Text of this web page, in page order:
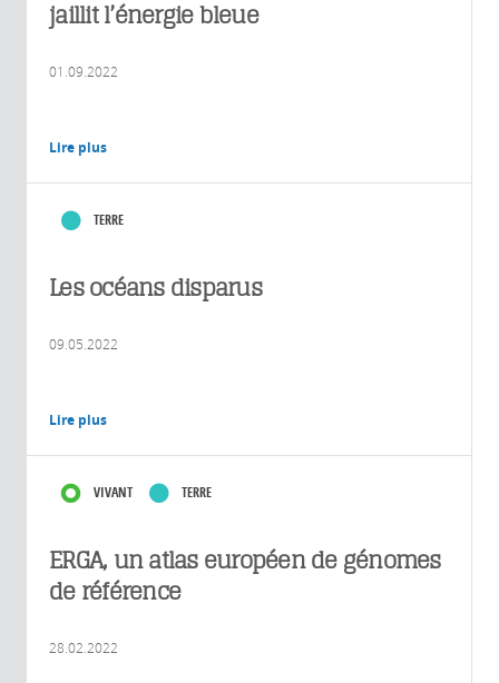
jaillit l’énergie bleue
01.09.2022
Lire plus
TERRE
Les océans disparus
09.05.2022
Lire plus
VIVANT TERRE
ERGA, un atlas européen de génomes
de référence
28.02.2022